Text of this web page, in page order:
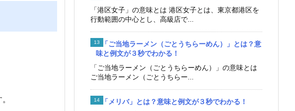
「港区女子」の意味とは 港区女子とは、東京都港区を
行動範囲の中心とし、高級店で...
「ご当地ラーメン（ごとうちらーめん）」とは？意
味と例文が３秒でわかる！
「ご当地ラーメン（ごとうちらーめん）」の意味とは
ご当地ラーメン（ごとうちらー...
「メリバ」とは？意味と例文が３秒でわかる！